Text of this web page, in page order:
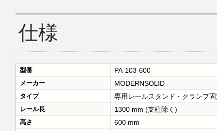
仕様
型番 PA-103-600
メーカー MODERNSOLID
タイプ 専用レールスタンド・クランプ
レール長 1300 mm (支柱除く)
高さ 600 mm